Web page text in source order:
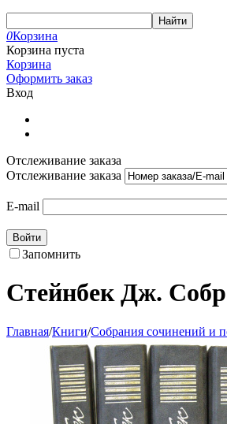
Найти
0Корзина
Корзина пуста
Корзина
Оформить заказ
Вход
Отслеживание заказа
Отслеживание заказа
E-mail
Войти
Запомнить
Стейнбек Дж.
Главная/Книги/Собрания сочинений и